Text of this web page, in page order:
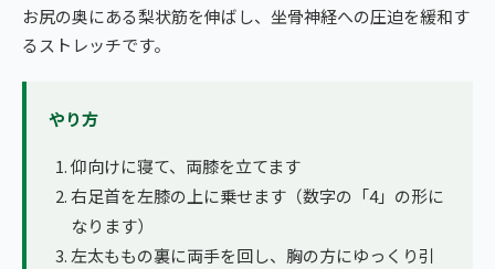
お尻の奥にある梨状筋を伸ばし、坐骨神経への圧迫を緩和す
るストレッチです。
やり方
仰向けに寝て、両膝を立てます
右足首を左膝の上に乗せます（数字の「4」の形に
なります）
左太ももの裏に両手を回し、胸の方にゆっくり引